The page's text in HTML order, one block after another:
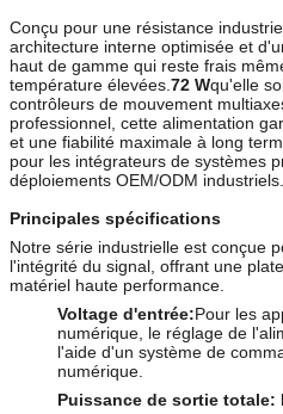
Conçu pour une résistance
architecture interne optimisée et
haut de gamme qui reste frais
température élevées. 72 Wqu'elle
contrôleurs de mouvement
professionnel, cette alimentation
et une fiabilité maximale à long
pour les intégrateurs de systèmes
déploiements OEM/ODM industriels.
Principales spécifications
Notre série industrielle est conçue
l'intégrité du signal, offrant une
matériel haute performance.
Voltage d'entrée:Pour les
numérique, le réglage de
l'aide d'un système de
numérique.
Puissance de sortie totale: